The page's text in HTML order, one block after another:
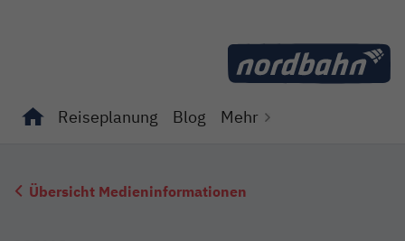
Reiseplanung Blog Mehr
Übersicht Medieninformationen